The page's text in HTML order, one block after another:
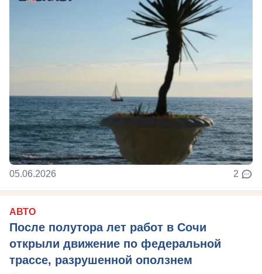
05.06.2026 2
АВТО
После полутора лет работ в Сочи
открыли движение по федеральной
трассе, разрушенной оползнем